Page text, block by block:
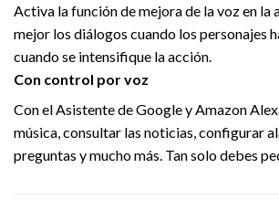
Activa la función de mejora de la voz en la
mejor los diálogos cuando los personajes
cuando se intensifique la acción.
Con control por voz
Con el Asistente de Google y Amazon
música, consultar las noticias, configurar
preguntas y mucho más. Tan solo debes